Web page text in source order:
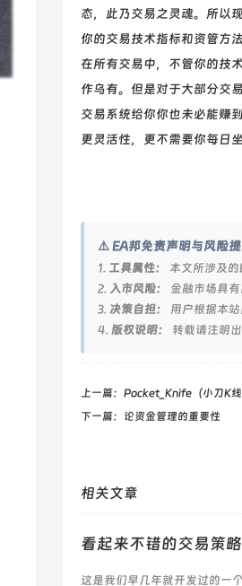
态，此乃交易之灵魂。所以
你的交易技术指标和资管方
在所有交易中，不管你的技
作乌有。但是对于大部分交
交易系统给你你也未必能赚
更灵活性，更不需要你每日
⚠️ EA邦免责声明与风险
1. 工具属性： 本文所涉及
2. 入市风险：
金融市场具
3. 决策自担：
用户根据本
4. 版权说明： 转载请注明
上一篇： Pocket_Knife（小刀K
下一篇： 论资金管理的重要性
相关文章
看起来不错的交易策
这是我们早几年就开发过的一